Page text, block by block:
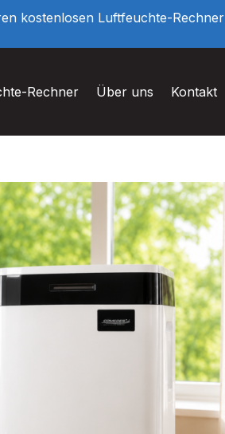
kostenlosen Luftfeuchte-Rechner
Rechner Über uns Kontakt